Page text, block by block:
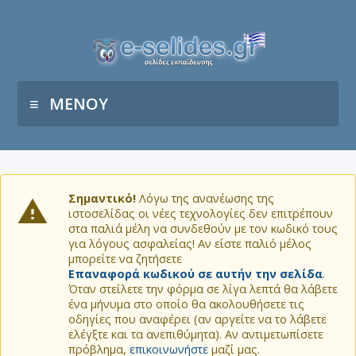
ΜΕΝΟΥ
Σημαντικό! Λόγω της ανανέωσης της
ιστοσελίδας οι νέες τεχνολογίες δεν επιτρέπουν
στα παλιά μέλη να συνδεθούν με τον κωδικό τους
για λόγους ασφαλείας! Αν είστε παλιό μέλος
μπορείτε να ζητήσετε
Επαναφορά κωδικού σε αυτήν την σελίδα.
Όταν στείλετε την φόρμα σε λίγα λεπτά θα λάβετε
ένα μήνυμα στο οποίο θα ακολουθήσετε τις
οδηγίες που αναφέρει (αν αργείτε να το λάβετε
ελέγξτε και τα ανεπιθύμητα). Αν αντιμετωπίσετε
πρόβλημα, επικοινωνήστε μαζί μας.